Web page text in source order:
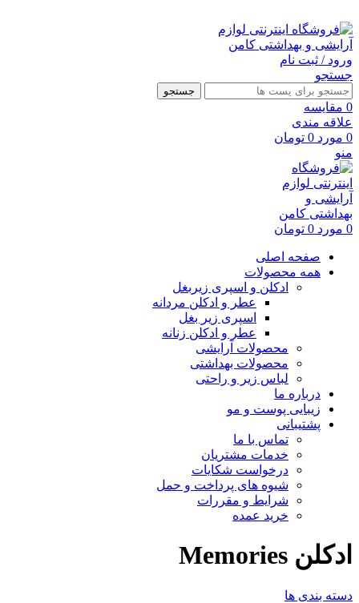
ورود / ثبت نام
جستجو
جستجو
0 مقايسه
علاقه مندی
0 مورد 0 تومان
منو
0 مورد 0 تومان
صفحه اصلی
همه محصولات
ادکلن و اسپری زیربغل
عطر و ادکلن مردانه
اسپری زیر بغل
عطر و ادکلن زنانه
محصولات آرایشی
محصولات بهداشتی
لباس زیر و راحتی
درباره ما
زیبایی پوست و مو
پشتیبانی
تماس با ما
خدمات مشتریان
درخواست شکایات
شیوه های پرداخت و حمل
شرایط و مقررات
خرید عمده
ادکلن Memories
دسته بندی ها